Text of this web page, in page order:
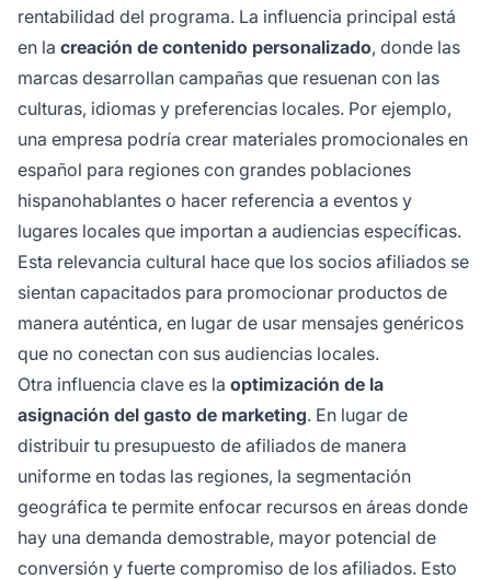
rentabilidad del programa. La influencia principal está
en la creación de contenido personalizado, donde las
marcas desarrollan campañas que resuenan con las
culturas, idiomas y preferencias locales. Por ejemplo,
una empresa podría crear materiales promocionales en
español para regiones con grandes poblaciones
hispanohablantes o hacer referencia a eventos y
lugares locales que importan a audiencias específicas.
Esta relevancia cultural hace que los socios afiliados se
sientan capacitados para promocionar productos de
manera auténtica, en lugar de usar mensajes genéricos
que no conectan con sus audiencias locales.
Otra influencia clave es la optimización de la
asignación del gasto de marketing. En lugar de
distribuir tu presupuesto de afiliados de manera
uniforme en todas las regiones, la segmentación
geográfica te permite enfocar recursos en áreas donde
hay una demanda demostrable, mayor potencial de
conversión y fuerte compromiso de los afiliados. Esto